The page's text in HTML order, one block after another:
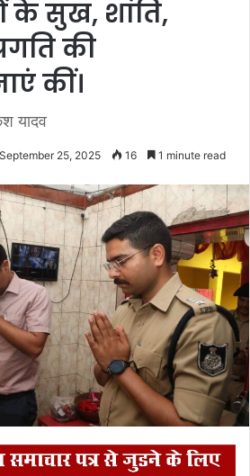
के सुख, शांति,
की
कीं।
यादव
September 25, 2025 16 1 minute read